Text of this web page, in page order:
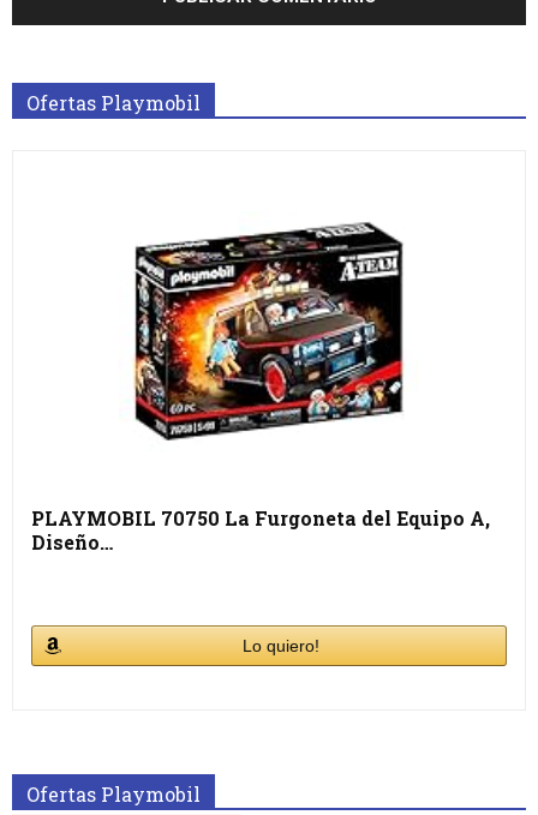
Ofertas Playmobil
PLAYMOBIL 70750 La Furgoneta del Equipo A,
Diseño…
Lo quiero!
Ofertas Playmobil